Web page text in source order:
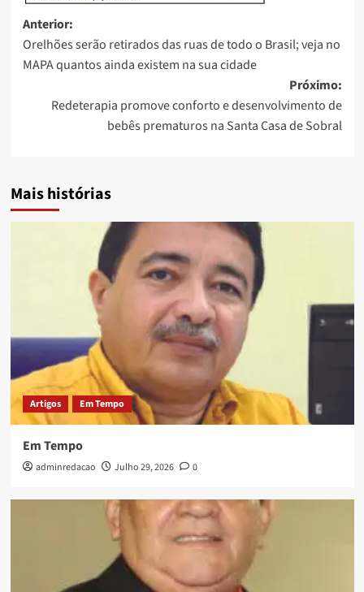
Anterior:
Orelhões serão retirados das ruas de todo o Brasil; veja no
MAPA quantos ainda existem na sua cidade
Próximo:
Redeterapia promove conforto e desenvolvimento de
bebês prematuros na Santa Casa de Sobral
Mais histórias
Artigos Em Tempo
Em Tempo
adminredacao Julho 29, 2026 0